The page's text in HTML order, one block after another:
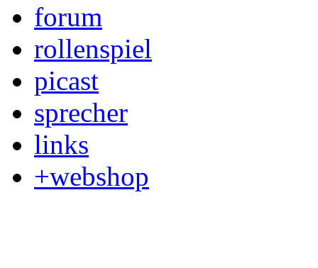
forum
rollenspiel
picast
sprecher
links
+webshop